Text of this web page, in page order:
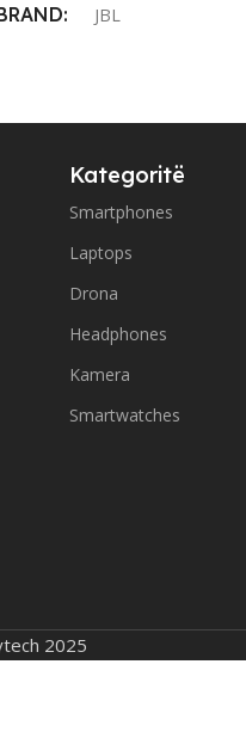
JBL
Kategoritë
Smartphones
Laptops
Drona
Headphones
Kamera
Smartwatches
2025